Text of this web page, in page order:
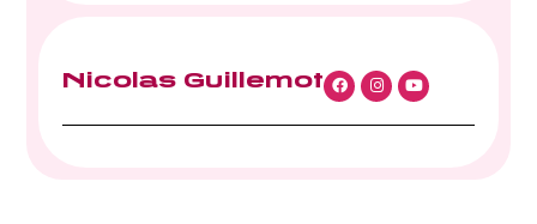
Nicolas Guillemot